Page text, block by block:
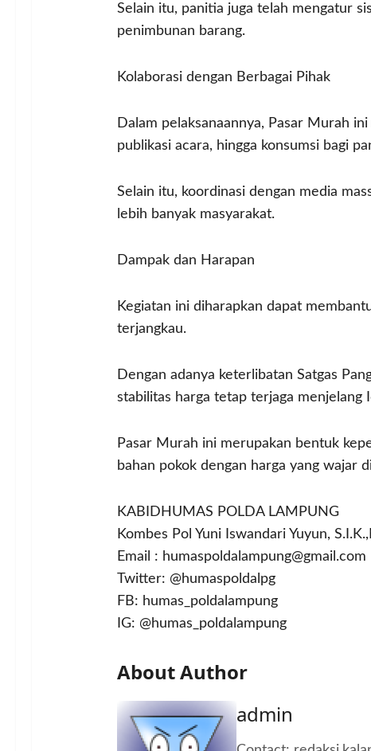
Selain itu, panitia juga telah mengatur
penimbunan barang.
Kolaborasi dengan Berbagai Pihak
Dalam pelaksanaannya, Pasar Murah
publikasi acara, hingga konsumsi bagi
Selain itu, koordinasi dengan media
lebih banyak masyarakat.
Dampak dan Harapan
Kegiatan ini diharapkan dapat
terjangkau.
Dengan adanya keterlibatan Satgas
stabilitas harga tetap terjaga menjelang
Pasar Murah ini merupakan bentuk
bahan pokok dengan harga yang wajar
KABIDHUMAS POLDA LAMPUNG
Kombes Pol Yuni Iswandari Yuyun,
Email : humaspoldalampung@gmail.com
Twitter: @humaspoldalpg
FB: humas_poldalampung
IG: @humas_poldalampung
About Author
admin